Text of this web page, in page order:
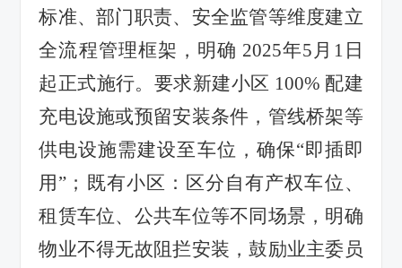
标准、部门职责、安全监管等维度建立
全流程管理框架，明确 2025年5月1日
起正式施行。要求新建小区 100% 配建
充电设施或预留安装条件，管线桥架等
供电设施需建设至车位，确保“即插即
用”；既有小区：区分自有产权车位、
租赁车位、公共车位等不同场景，明确
物业不得无故阻拦安装，鼓励业主委员